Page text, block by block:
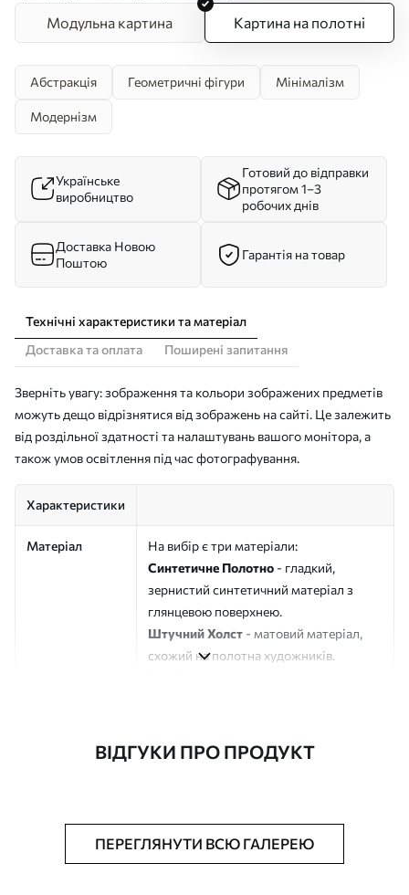
Модульна картина Картина на полотні
Абстракція Геометричні фігури Мінімалізм
Модернізм
Українське
виробництво
Готовий до відправки
протягом 1–3
робочих днів
Доставка Новою
Поштою
Гарантія на товар
Технічні характеристики та матеріал
Доставка та оплата
Поширені запитання
Зверніть увагу: зображення та кольори зображених предметів
можуть дещо відрізнятися від зображень на сайті. Це залежить
від роздільної здатності та налаштувань вашого монітора, а
також умов освітлення під час фотографування.
Характеристики
Матеріал
На вибір є три матеріали:
Синтетичне Полотно - гладкий,
зернистий синтетичний матеріал з
глянцевою поверхнею.
Штучний Холст - матовий матеріал,
схожий на полотна художників.
Додатково Можна додати лакове покриття.
ВІДГУКИ ПРО ПРОДУКТ
ПЕРЕГЛЯНУТИ ВСЮ ГАЛЕРЕЮ